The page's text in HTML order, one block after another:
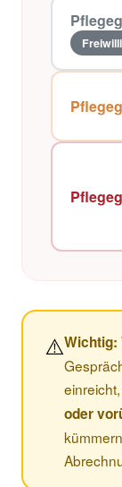
⚠️Wichtig:
oder